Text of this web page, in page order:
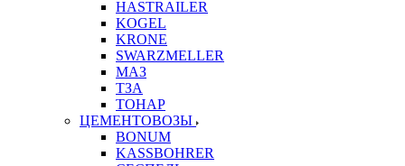
HASTRAILER
KOGEL
KRONE
SWARZMELLER
МАЗ
ТЗА
ТОНАР
ЦЕМЕНТОВОЗЫ
BONUM
KASSBOHRER